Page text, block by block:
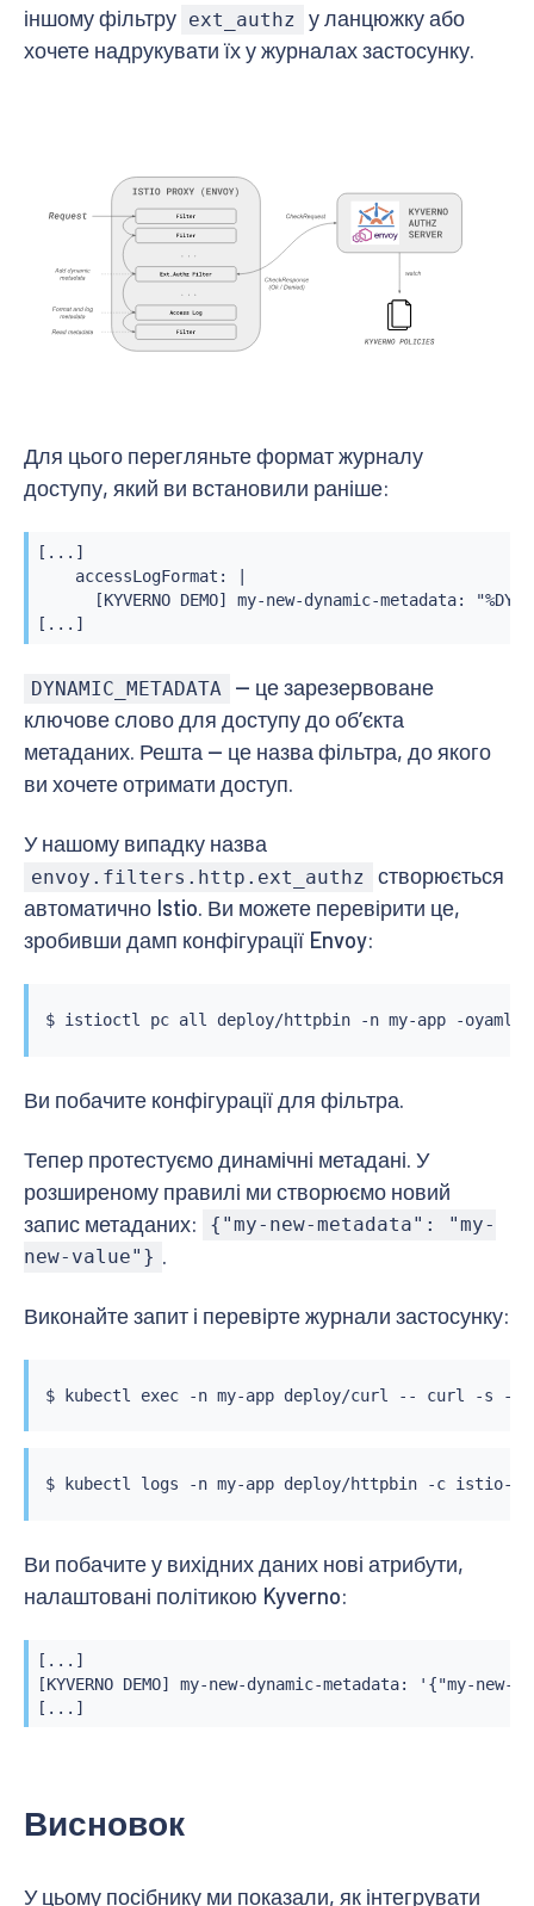
іншому фільтру ext_authz
у ланцюжку або
хочете надрукувати їх у журналах застосунку.
Для цього перегляньте формат журналу
доступу, який ви встановили раніше:
[...]
    accessLogFormat: |
[KYVERNO DEMO] my-new-dynamic-metadata:
[...]
DYNAMIC_METADATA
— це зарезервоване
ключове слово для доступу до обʼєкта
метаданих. Решта — це назва фільтра, до якого
ви хочете отримати доступ.
У нашому випадку назва
envoy.filters.http.ext_authz
створюється
автоматично Istio. Ви можете перевірити це,
зробивши дамп конфігурації Envoy:
$ istioctl pc all deploy/httpbin -n my-app -oyaml
Ви побачите конфігурації для фільтра.
Тепер протестуємо динамічні метадані. У
розширеному правилі ми створюємо новий
запис метаданих:
{"my-new-metadata": "my-
new-value"} .
Виконайте запит і перевірте журнали застосунку:
$ kubectl exec -n my-app deploy/curl -- curl -s -I
$ kubectl
Ви побачите у вихідних даних нові атрибути,
налаштовані політикою Kyverno:
[...]
[KYVERNO DEMO] my-new-dynamic-metadata: '{"my-
[...]
Висновок
У цьому посібнику ми показали, як інтегрувати